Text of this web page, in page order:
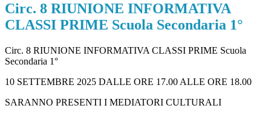
Circ. 8 RIUNIONE INFORMATIVA
CLASSI PRIME Scuola Secondaria 1°
Circ. 8 RIUNIONE INFORMATIVA CLASSI PRIME Scuola
Secondaria 1°
10 SETTEMBRE 2025 DALLE ORE 17.00 ALLE ORE 18.00
SARANNO PRESENTI I MEDIATORI CULTURALI